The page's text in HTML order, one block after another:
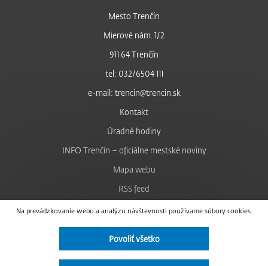
Na prevádzkovanie webu a analýzu návštevnosti používame súbory cookies.
Povoliť všetko
Mesto Trenčín
Mierové nám. 1/2
911 64 Trenčín
tel: 032/6504 111
e-mail: trencin@trencin.sk
Kontakt
Úradné hodiny
INFO Trenčín – oficiálne mestské noviny
Mapa webu
RSS feed
Nastavenie cookies
Facebook